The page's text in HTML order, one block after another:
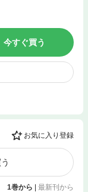
今すぐ買う
お気に入り登録
1巻から | 最新刊から